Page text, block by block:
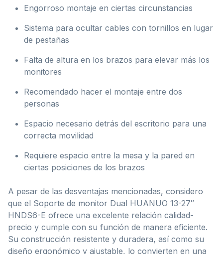
Engorroso montaje en ciertas circunstancias
Sistema para ocultar cables con tornillos en lugar
de pestañas
Falta de altura en los brazos para elevar más los
monitores
Recomendado hacer el montaje entre dos
personas
Espacio necesario detrás del escritorio para una
correcta movilidad
Requiere espacio entre la mesa y la pared en
ciertas posiciones de los brazos
A pesar de las desventajas mencionadas, considero
que el Soporte de monitor Dual HUANUO 13-27″
HNDS6-E ofrece una excelente relación calidad-
precio y cumple con su función de manera eficiente.
Su construcción resistente y duradera, así como su
diseño ergonómico y ajustable, lo convierten en una